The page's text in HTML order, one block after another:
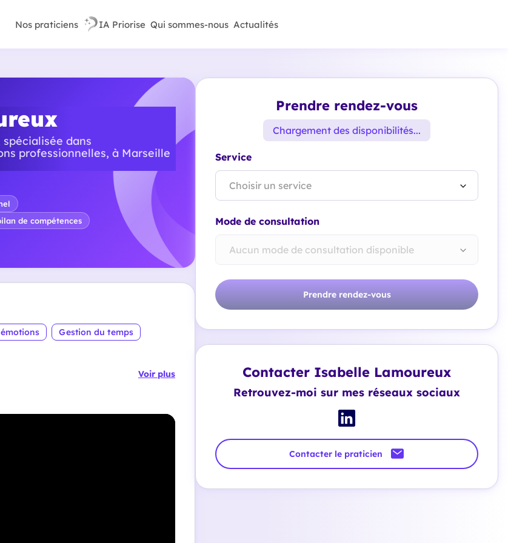
Nos praticiens IA Priorise Qui sommes-nous Actualités
dans
professionnelles, à Marseille
de compétences
Gestion du temps
Voir plus
Prendre rendez-vous
Chargement des disponibilités...
Service
Choisir un service
Mode de consultation
Aucun mode de consultation disponible
Prendre rendez-vous
Contacter Isabelle Lamoureux
Retrouvez-moi sur mes réseaux sociaux
Contacter le praticien